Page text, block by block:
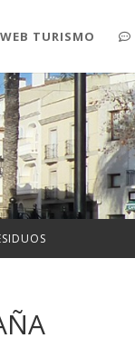
WEB TURISMO